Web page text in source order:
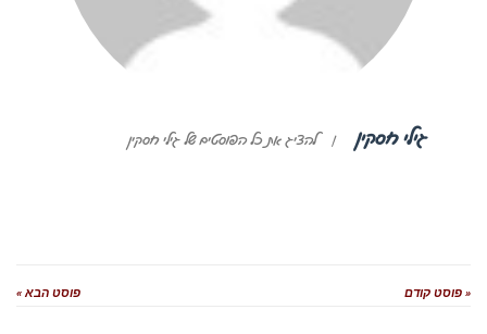
גילי חסקין | להציג את כל הפוסטים של גילי חסקין
« פוסט קודם פוסט הבא »